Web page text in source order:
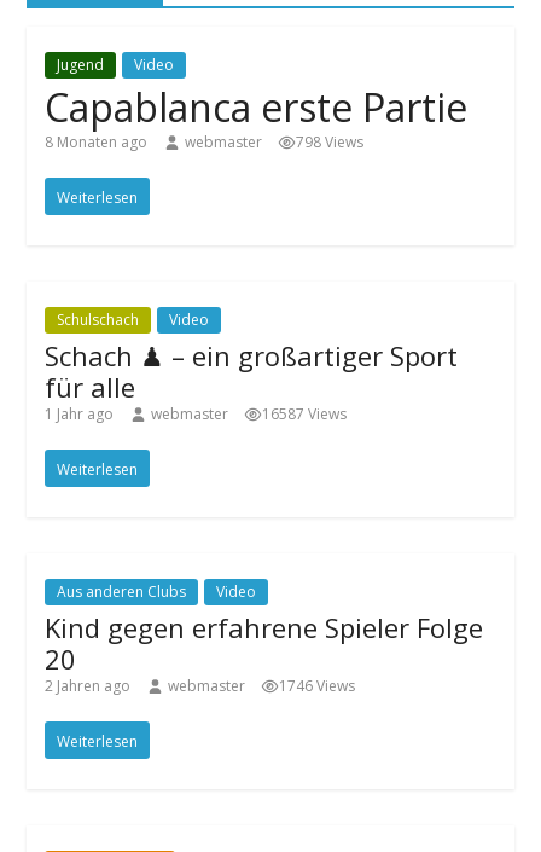
Jugend Video
Capablanca erste Partie
8 Monaten ago webmaster 798 Views
Weiterlesen
Schulschach Video
Schach ♟ – ein großartiger Sport
für alle
1 Jahr ago webmaster 16587 Views
Weiterlesen
Aus anderen Clubs Video
Kind gegen erfahrene Spieler Folge
20
2 Jahren ago webmaster 1746 Views
Weiterlesen